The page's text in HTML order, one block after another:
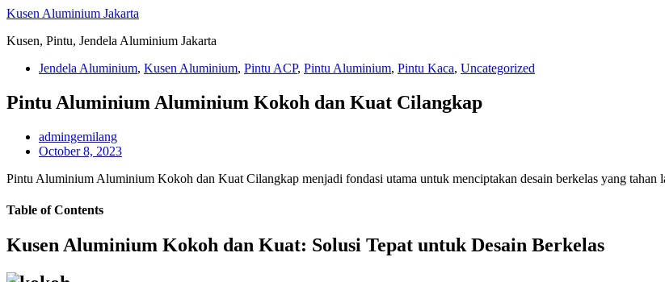
Skip
content
Kusen Aluminium Jakarta
Kusen, Pintu, Jendela Aluminium Jakarta
Jendela Aluminium, Kusen Aluminium, Pintu ACP, Pintu Aluminium, Pintu Kaca, Uncategorized
Pintu Aluminium Aluminium Kokoh dan Kuat Cilangkap
admingemilang
October 8, 2023
Pintu Aluminium Aluminium Kokoh dan Kuat Cilangkap menjadi fondasi utama untuk menciptakan desain berkelas yang tahan
Table of Contents
Kusen Aluminium Kokoh dan Kuat: Solusi Tepat untuk Desain Berkelas